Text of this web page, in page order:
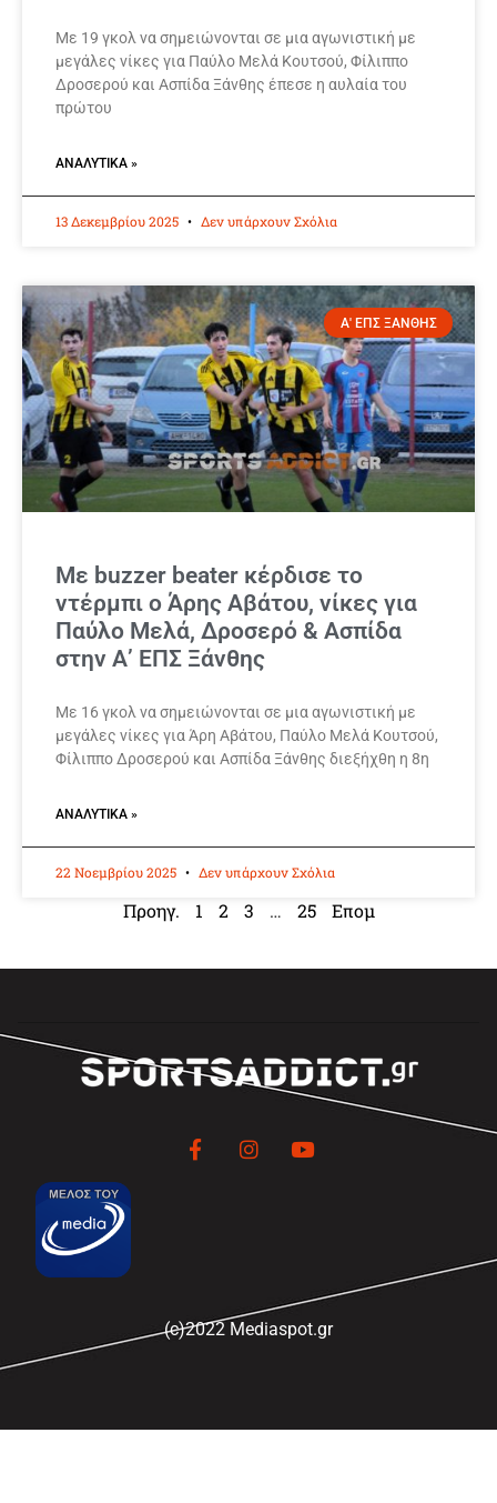
Με 19 γκολ να σημειώνονται σε μια αγωνιστική με
μεγάλες νίκες για Παύλο Μελά Κουτσού, Φίλιππο
Δροσερού και Ασπίδα Ξάνθης έπεσε η αυλαία του
πρώτου
ΑΝΑΛΥΤΙΚΆ »
13 Δεκεμβρίου 2025 Δεν υπάρχουν Σχόλια
Α' ΕΠΣ ΞΑΝΘΗΣ
Με buzzer beater κέρδισε το
ντέρμπι ο Άρης Αβάτου, νίκες για
Παύλο Μελά, Δροσερό & Ασπίδα
στην Α’ ΕΠΣ Ξάνθης
Με 16 γκολ να σημειώνονται σε μια αγωνιστική με
μεγάλες νίκες για Άρη Αβάτου, Παύλο Μελά Κουτσού,
Φίλιππο Δροσερού και Ασπίδα Ξάνθης διεξήχθη η 8η
ΑΝΑΛΥΤΙΚΆ »
22 Νοεμβρίου 2025 Δεν υπάρχουν Σχόλια
Προηγ. 1 2 3 … 25 Επομ
(c)2022 Mediaspot.gr